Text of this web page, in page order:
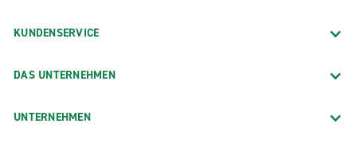
KUNDENSERVICE
DAS UNTERNEHMEN
UNTERNEHMEN